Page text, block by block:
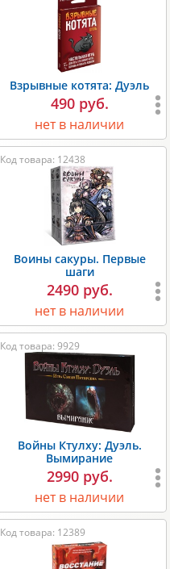
Взрывные котята: Дуэль
490 руб.
нет в наличии
Код товара: 12438
Воины сакуры. Первые
шаги
2490 руб.
нет в наличии
Код товара: 9929
Войны Ктулху: Дуэль.
Вымирание
2990 руб.
нет в наличии
Код товара: 12389